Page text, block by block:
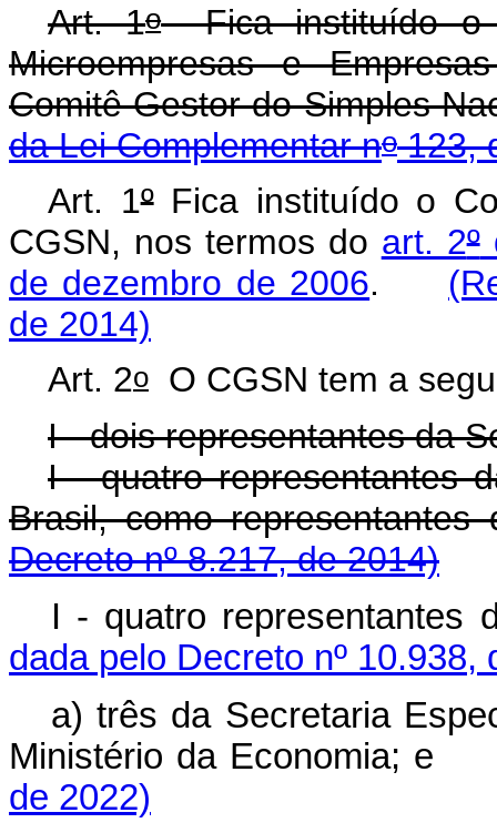
Art. 1oFica instituído o
Microempresas e
Comitê Gestor do Simples
da Lei Complementar no123,
Art. 1ºFica instituído o
CGSN, nos termos do art. 2º
de dezembro de 2006.
de 2014)
Art. 2o O CGSN tem a
I - dois representantes da
I - quatro representantes
Brasil, como
Decreto nº 8.217, de 2014)
I - quatro
dada pelo Decreto nº 10.938,
a) três da Secretaria
Ministério da
de 2022)